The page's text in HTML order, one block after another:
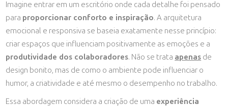
Imagine entrar em um escritório onde cada detalhe foi pensado
para proporcionar conforto e inspiração. A arquitetura
emocional e responsiva se baseia exatamente nesse princípio:
criar espaços que influenciam positivamente as emoções e a
produtividade dos colaboradores. Não se trata apenas de
design bonito, mas de como o ambiente pode influenciar o
humor, a criatividade e até mesmo o desempenho no trabalho.
Essa abordagem considera a criação de uma experiência